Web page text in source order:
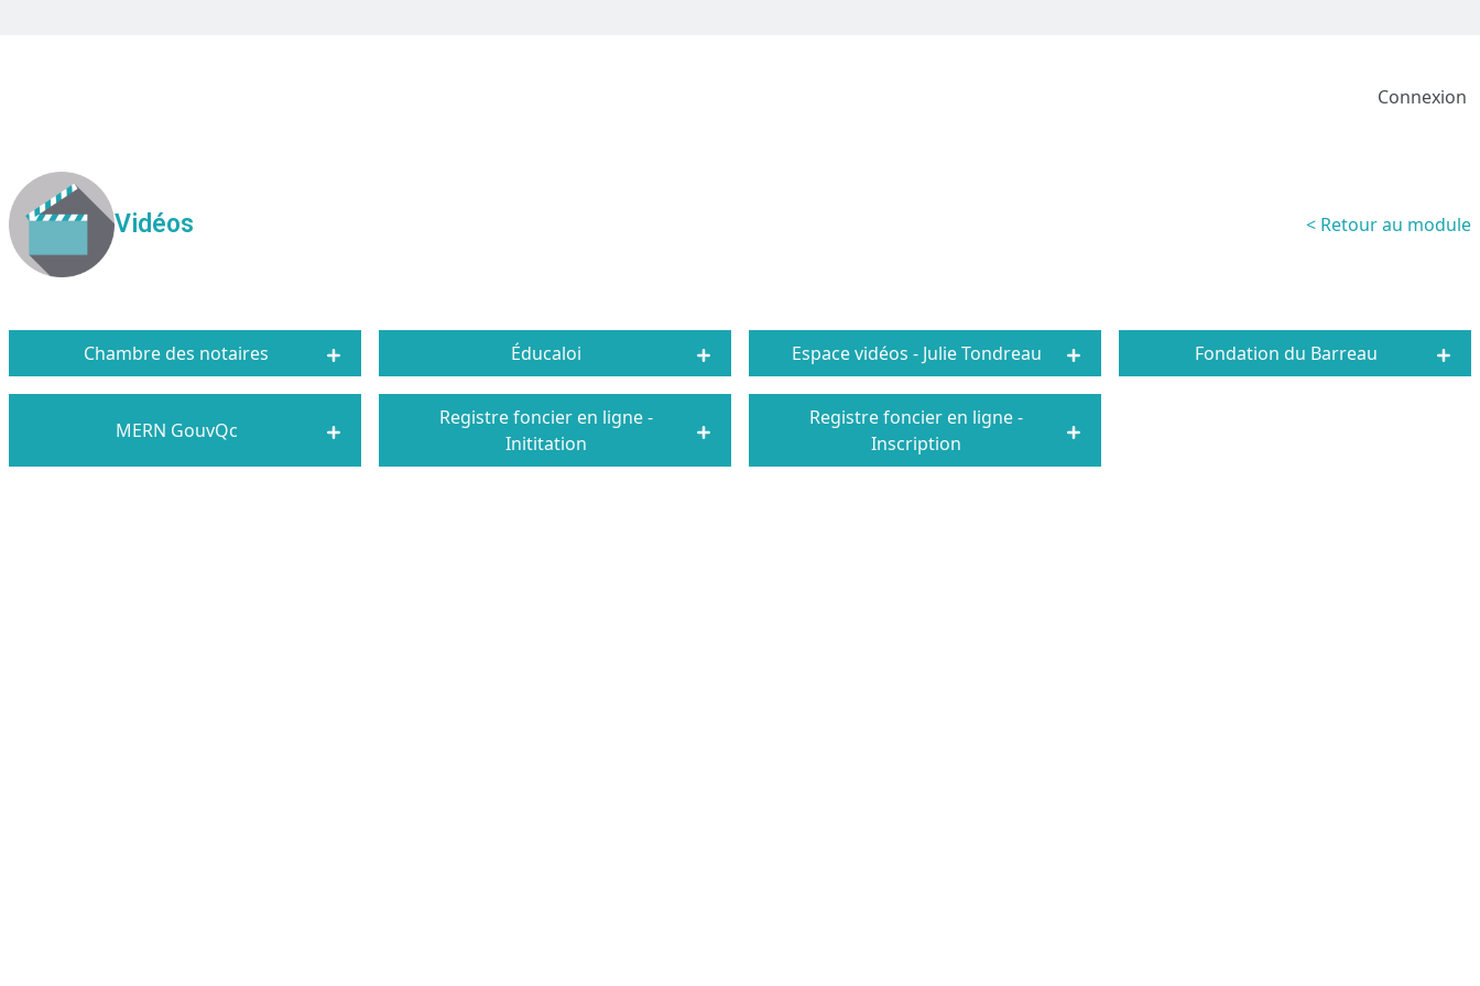
Connexion
Vidéos < Retour au module
Chambre des notaires Éducaloi Espace vidéos - Julie Tondreau Fondation du Barreau
MERN GouvQc
Registre foncier en ligne -
Inititation
Registre foncier en ligne -
Inscription